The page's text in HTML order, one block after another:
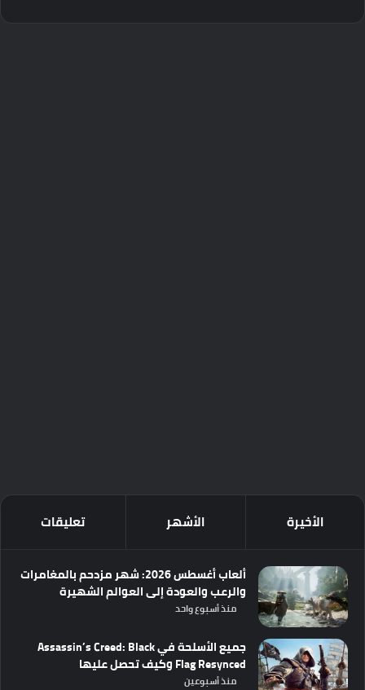
الأخيرة الأشهر تعليقات
ألعاب أغسطس 2026: شهر مزدحم بالمغامرات
والرعب والعودة إلى العوالم الشهيرة
منذ أسبوع واحد
جميع الأسلحة في Assassin’s Creed: Black
Flag Resynced وكيف تحصل عليها
منذ أسبوعين